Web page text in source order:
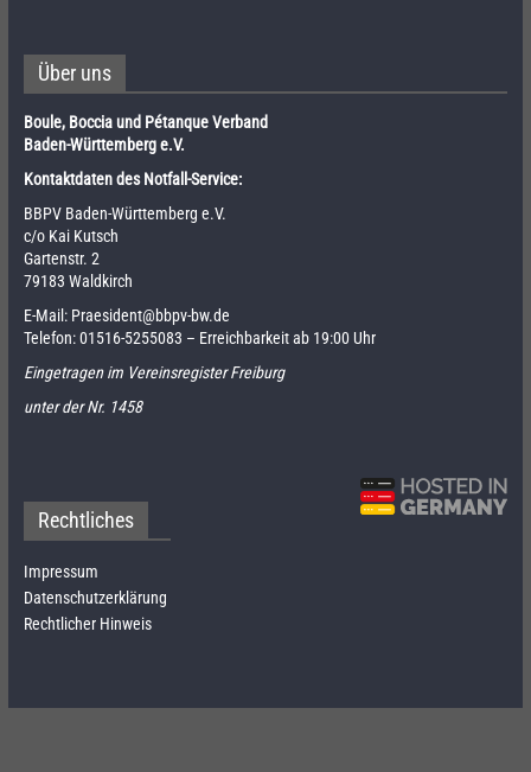
Über uns
Boule, Boccia und Pétanque Verband
Baden-Württemberg e.V.
Kontaktdaten des Notfall-Service:
BBPV Baden-Württemberg e.V.
c/o Kai Kutsch
Gartenstr. 2
79183 Waldkirch
E-Mail: Praesident@bbpv-bw.de
Telefon:01516-5255083 – Erreichbarkeit ab 19:00 Uhr
Eingetragen im Vereinsregister Freiburg
unter der Nr. 1458
Rechtliches
Impressum
Datenschutzerklärung
Rechtlicher Hinweis